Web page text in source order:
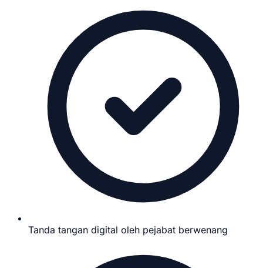
Tanda tangan digital oleh pejabat berwenang